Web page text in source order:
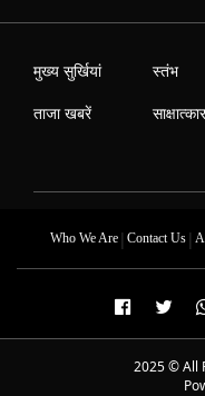
मुख्य सुर्खियां
ताजा खबरें
स्तंभ
साक्षात्कार
Who We Are| Contact Us|
2025 © All